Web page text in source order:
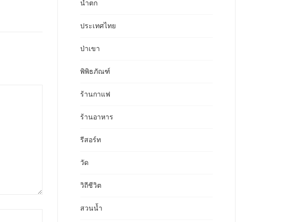
น้ำตก
ประเทศไทย
ป่าเขา
พิพิธภัณฑ์
ร้านกาแฟ
ร้านอาหาร
รีสอร์ท
วัด
วิถีชีวิต
สวนน้ำ